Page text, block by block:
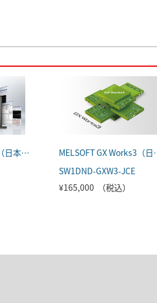
MELSOFT iQ Works（日本語版）
SW1DND-GXW3-JCE
¥165,000 （税込）